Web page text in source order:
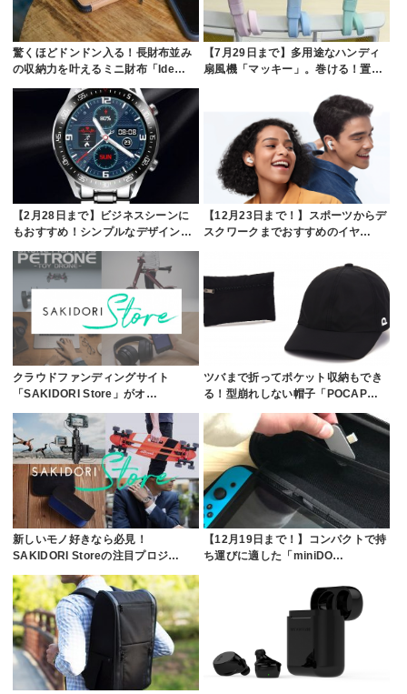
驚くほどドンドン入る！長財布並み
の収納力を叶えるミニ財布「Ide…
【7月29日まで】多用途なハンディ
扇風機「マッキー」。巻ける！置…
【2月28日まで】ビジネスシーンに
もおすすめ！シンプルなデザイン…
【12月23日まで！】スポーツからデ
スクワークまでおすすめのイヤ…
クラウドファンディングサイト
「SAKIDORI Store」がオ…
ツバまで折ってポケット収納もでき
る！型崩れしない帽子「POCAP…
新しいモノ好きなら必見！
SAKIDORI Storeの注目プロジ…
【12月19日まで！】コンパクトで持
ち運びに適した「miniDO…